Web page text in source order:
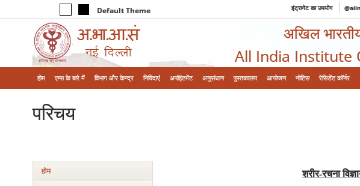
Default Theme इंट्रानेट का उपयोग
अखिल
All India Institute
होम एम्‍स के बारे में विभाग और केन्‍द्र निविदाएं अपॉइंटमेंट अनुसंधान पुस्तकालय आयोजन नोटिस रेसिडेंट कॉर्नर
परिचय
होम
शरीर-रचना